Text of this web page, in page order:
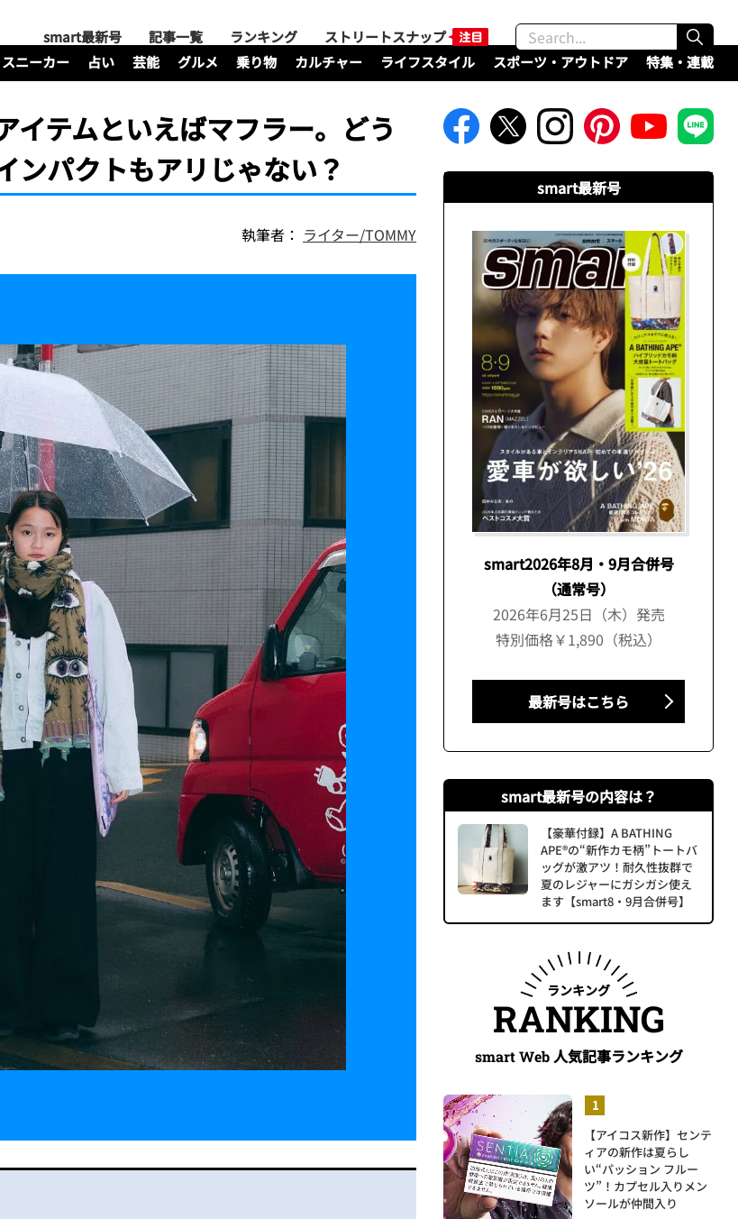
smart最新号 記事一覧 ランキング
ストリートスナップ
スニーカー 占い 芸能 グルメ 乗り物 カルチャー ライフスタイル スポーツ・アウトドア 特集・連載
イテムといえばマフラー。どう
ンパクトもアリじゃない？
執筆者： ライター/TOMMY
smart最新号
smart2026年8月・9月合併号
（通常号）
2026年6月25日（木）発売
特別価格￥1,890（税込）
最新号はこちら
smart最新号の内容は？
【豪華付録】A BATHING
APE®の“新作カモ柄”トートバ
ッグが激アツ！耐久性抜群で
夏のレジャーにガシガシ使え
ます【smart8・9月合併号】
ランキング
RANKING
smart Web人気記事ランキング
【アイコス新作】センテ
ィアの新作は夏らし
い“パッション フルー
ツ”！カプセル入りメン
ソールが仲間入り